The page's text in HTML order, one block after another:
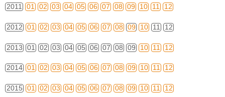
2011 01 02 03 04 05 06 07 08 09 10 11 12
2012 01 02 03 04 05 06 07 08 09 10 11 12
2013 01 02 03 04 05 06 07 08 09 10 11 12
2014 01 02 03 04 05 06 07 08 09 10 11 12
2015 01 02 03 04 05 06 07 08 09 10 11 12